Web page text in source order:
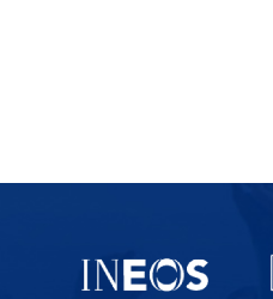
Partenaires du lausanne-Sport